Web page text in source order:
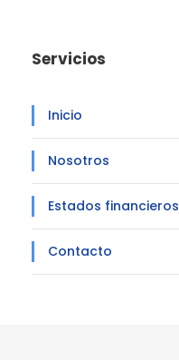
Servicios
Inicio
Nosotros
Estados financieros
Contacto